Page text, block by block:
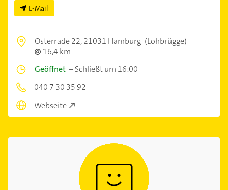
E-Mail
Osterrade 22,21031 Hamburg (Lohbrügge)
16,4 km
Geöffnet –Schließt um 16:00
040 7 30 35 92
Webseite